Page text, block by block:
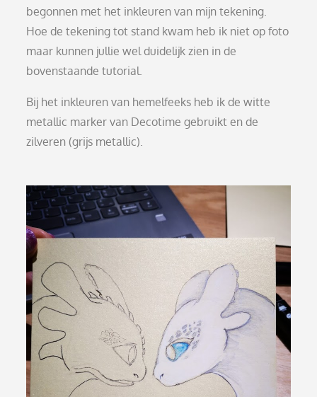
begonnen met het inkleuren van mijn tekening.
Hoe de tekening tot stand kwam heb ik niet op foto
maar kunnen jullie wel duidelijk zien in de
bovenstaande tutorial.
Bij het inkleuren van hemelfeeks heb ik de witte
metallic marker van Decotime gebruikt en de
zilveren (grijs metallic).